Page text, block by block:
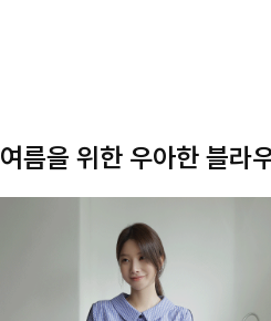
여름을 위한 우아한 블라